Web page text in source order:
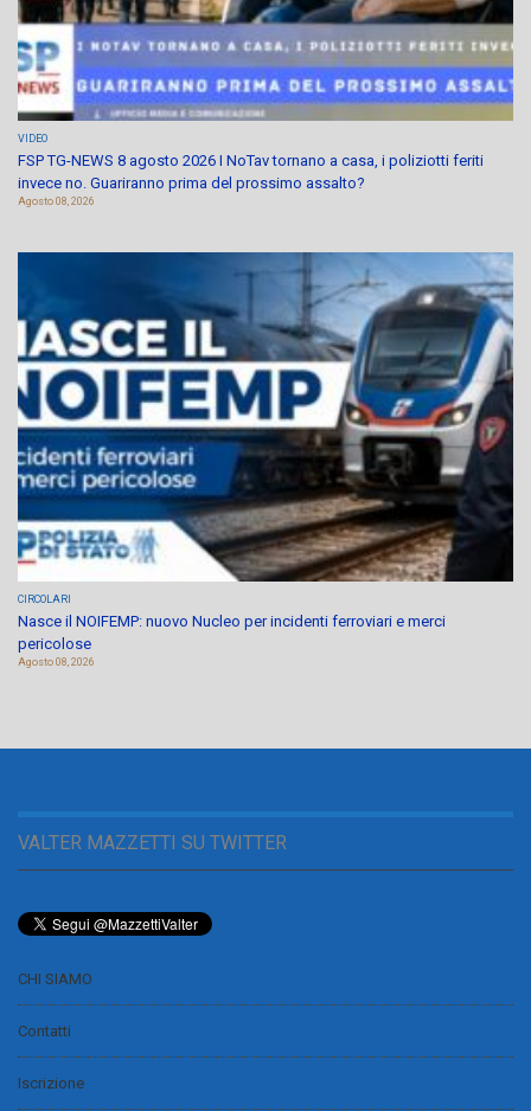
VIDEO
FSP TG-NEWS 8 agosto 2026 I NoTav tornano a casa, i poliziotti feriti
invece no. Guariranno prima del prossimo assalto?
Agosto 08, 2026
CIRCOLARI
Nasce il NOIFEMP: nuovo Nucleo per incidenti ferroviari e merci
pericolose
Agosto 08, 2026
VALTER MAZZETTI SU TWITTER
CHI SIAMO
Contatti
Iscrizione